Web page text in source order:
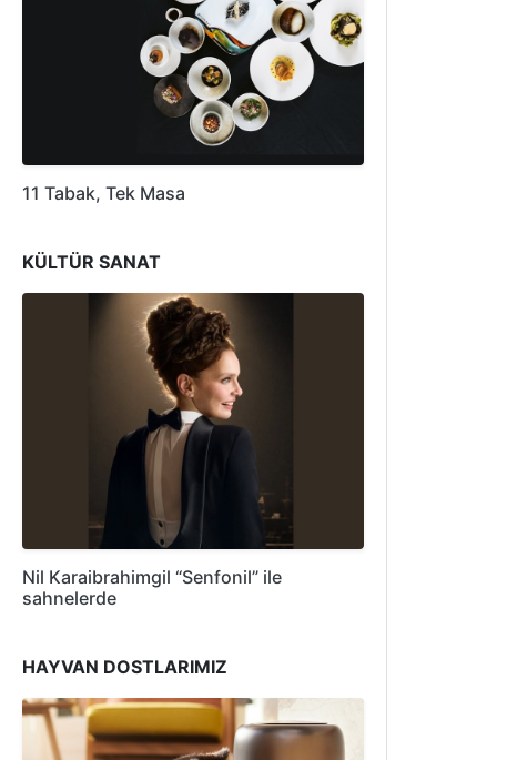
11 Tabak, Tek Masa
KÜLTÜR SANAT
Nil Karaibrahimgil “Senfonil” ile
sahnelerde
HAYVAN DOSTLARIMIZ